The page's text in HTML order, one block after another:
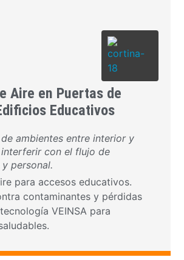
Aire en Puertas de
Educativos
ambientes entre interior y
con el flujo de
personal.
para accesos educativos.
contaminantes y pérdidas
VEINSA para